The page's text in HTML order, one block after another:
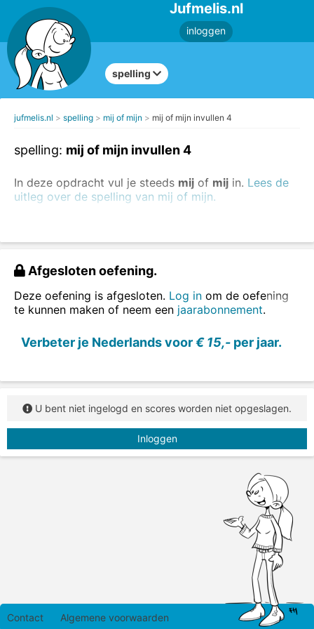
Jufmelis.nl
inloggen
spelling
jufmelis.nl spelling mij of mijn mij of mijn invullen 4
spelling: mij of mijn invullen 4
In deze opdracht vul je steeds mij of mij in. Lees de
uitleg over de spelling van mij of mijn.
Vul mij of mijn in.
Afgesloten oefening.
Deze oefening is afgesloten. Log in om de oefening
te kunnen maken of neem een jaarabonnement.
Verbeter je Nederlands voor€ 15,- per jaar.
U bent niet ingelogd en scores worden niet opgeslagen.
Inloggen
Contact Algemene voorwaarden